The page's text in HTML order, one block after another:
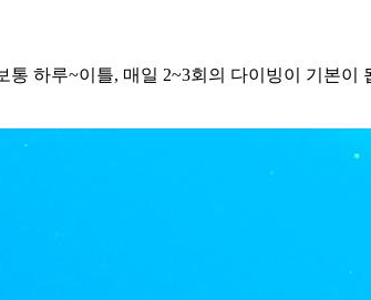
하루~이틀, 매일 2~3회의 다이빙이 기본